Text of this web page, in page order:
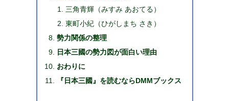
三角青輝（みすみ あおてる）
東町小紀（ひがしまち さき）
勢力関係の整理
日本三國の勢力図が面白い理由
おわりに
『日本三國』を読むならDMMブックス